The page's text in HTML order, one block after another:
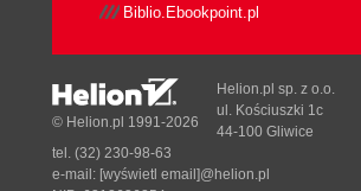
Biblio.Ebookpoint.pl
© Helion.pl 1991-2026
Helion.pl sp. z o.o.
ul. Kościuszki 1c
44-100 Gliwice
tel. (32) 230-98-63
e-mail: [wyświetl email]@helion.pl